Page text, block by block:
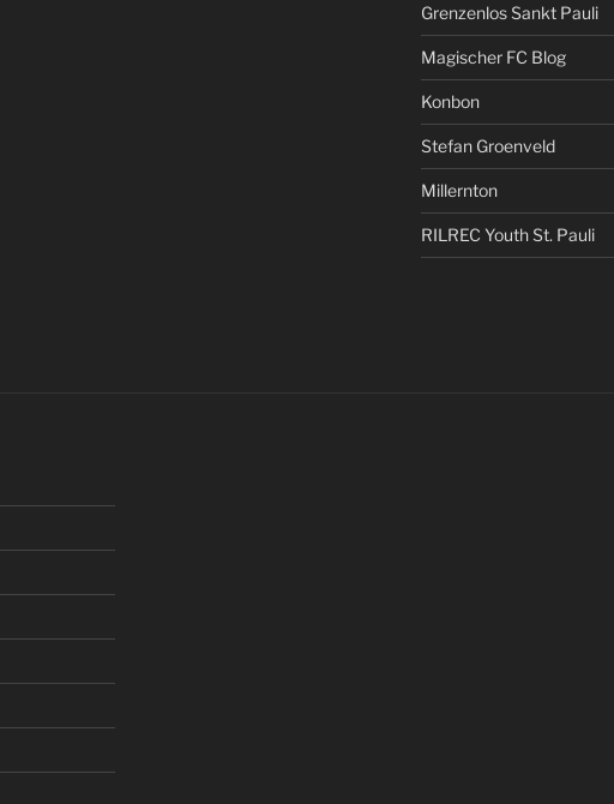
Grenzenlos Sankt Pauli
Magischer FC Blog
Konbon
Stefan Groenveld
Millernton
RILREC Youth St. Pauli